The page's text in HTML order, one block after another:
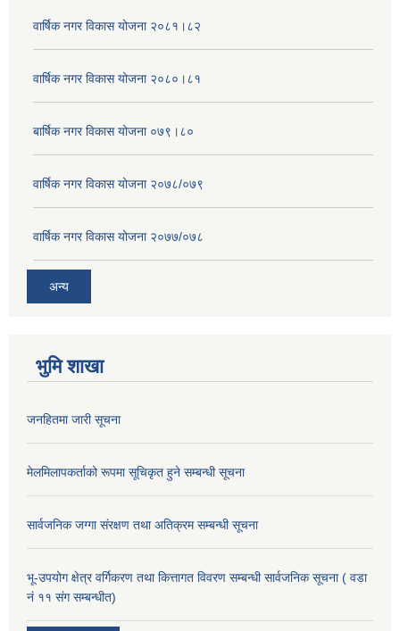
वार्षिक नगर विकास योजना २०८१।८२
वार्षिक नगर विकास योजना २०८०।८१
बार्षिक नगर विकास योजना ०७९।८०
वार्षिक नगर विकास योजना २०७८/०७९
वार्षिक नगर विकास योजना २०७७/०७८
अन्य
भुमि शाखा
जनहितमा जारी सूचना
मेलमिलापकर्ताको रूपमा सूचिकृत हुने सम्बन्धी सूचना
सार्वजनिक जग्गा संरक्षण तथा अतिक्रम सम्बन्धी सूचना
भू-उपयोग क्षेत्र वर्गिकरण तथा कित्तागत विवरण सम्बन्धी सार्वजनिक सूचना ( वडा
नं ११ संग सम्बन्धीत)